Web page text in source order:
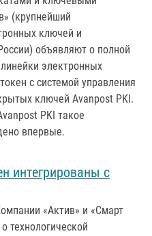
(крупнейший
ключей и
объявляют о полной
электронных
с системой управления
ключей Avanpost PKI.
PKI такое
впервые.
интегрированы с
«Актив» и «Смарт
технологической